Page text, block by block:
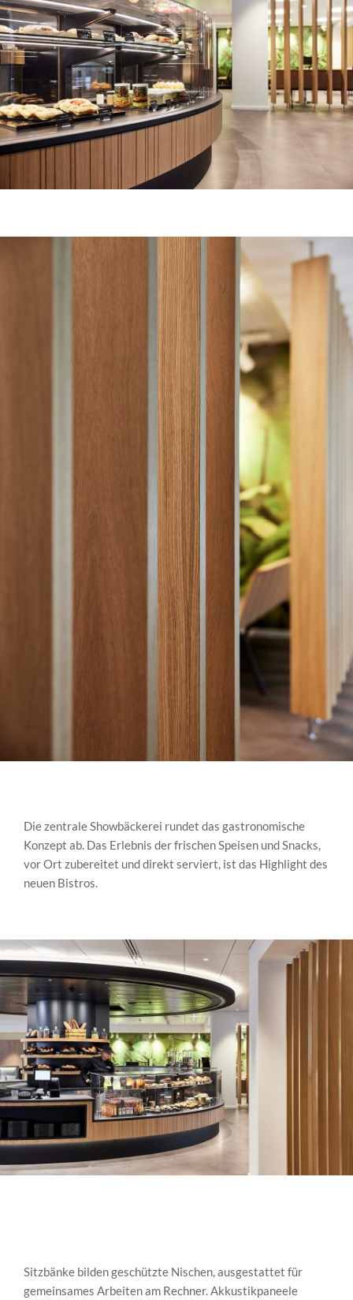
Die zentrale Showbäckerei rundet das gastronomische
Konzept ab. Das Erlebnis der frischen Speisen und Snacks,
vor Ort zubereitet und direkt serviert, ist das Highlight des
neuen Bistros.
Sitzbänke bilden geschützte Nischen, ausgestattet für
gemeinsames Arbeiten am Rechner. Akkustikpaneele